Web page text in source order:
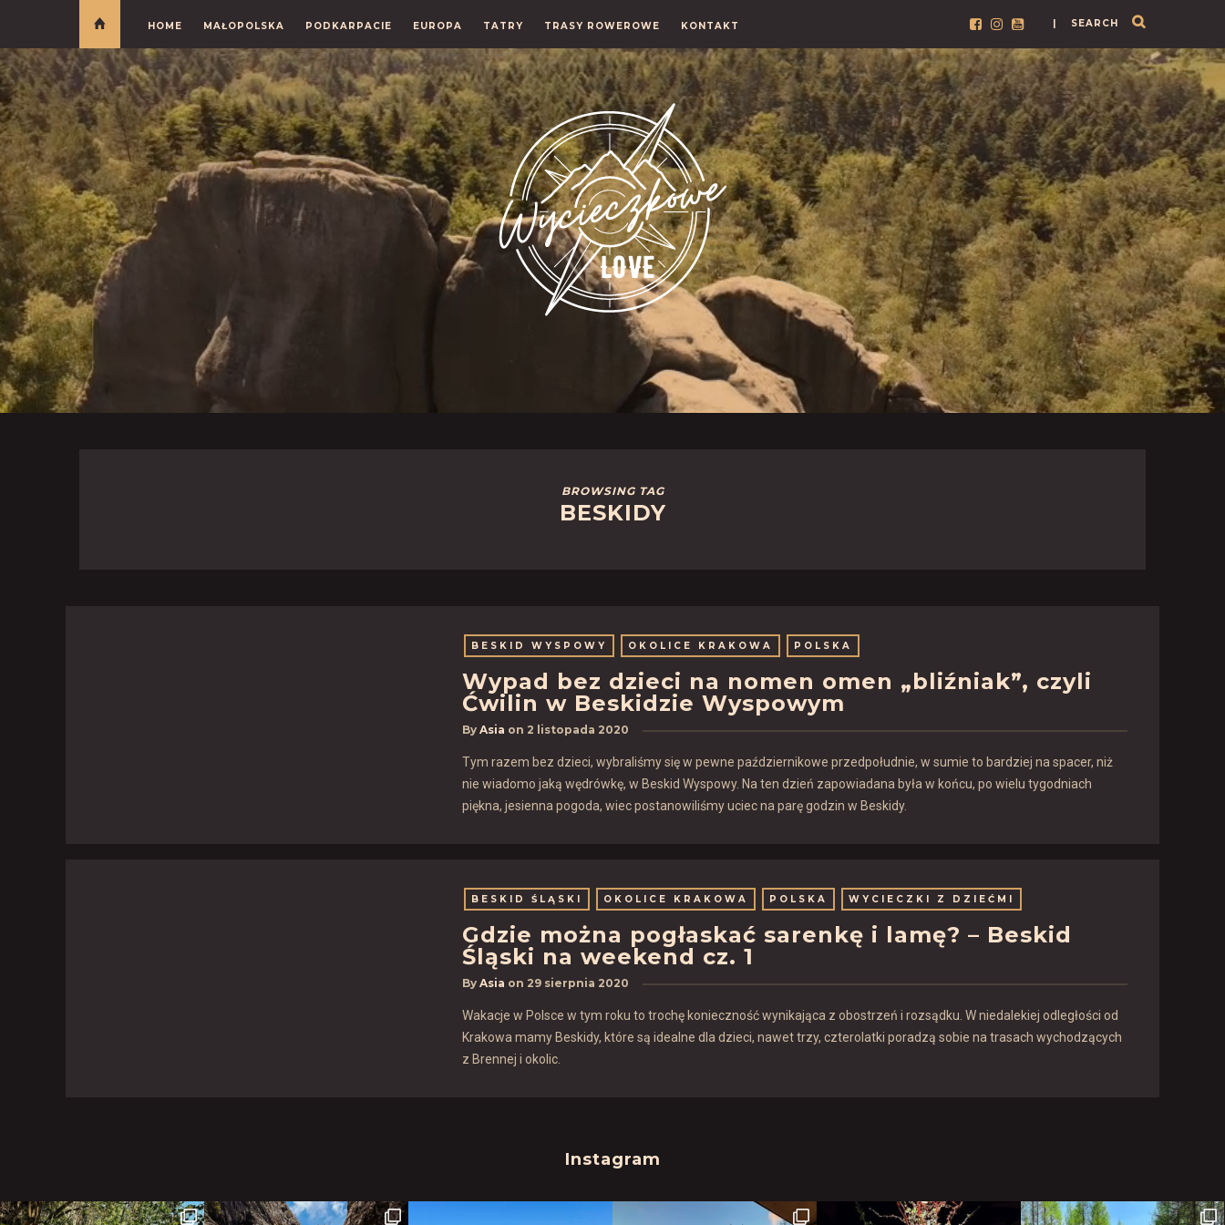
| SEARCH
HOME MAŁOPOLSKA PODKARPACIE EUROPA TATRY TRASY ROWEROWE KONTAKT
BROWSING TAG
BESKIDY
BESKID WYSPOWY OKOLICE KRAKOWA POLSKA
Wypad bez dzieci na nomen omen „bliźniak”, czyli
Ćwilin w Beskidzie Wyspowym
By Asia on 2 listopada 2020
Tym razem bez dzieci, wybraliśmy się w pewne październikowe przedpołudnie, w sumie to bardziej na spacer, niż
nie wiadomo jaką wędrówkę, w Beskid Wyspowy. Na ten dzień zapowiadana była w końcu, po wielu tygodniach
piękna, jesienna pogoda, wiec postanowiliśmy uciec na parę godzin w Beskidy.
BESKID ŚLĄSKI OKOLICE KRAKOWA POLSKA WYCIECZKI Z DZIEĆMI
Gdzie można pogłaskać sarenkę i lamę? – Beskid
Śląski na weekend cz. 1
By Asia on 29 sierpnia 2020
Wakacje w Polsce w tym roku to trochę konieczność wynikająca z obostrzeń i rozsądku. W niedalekiej odległości od
Krakowa mamy Beskidy, które są idealne dla dzieci, nawet trzy, czterolatki poradzą sobie na trasach wychodzących
z Brennej i okolic.
Instagram